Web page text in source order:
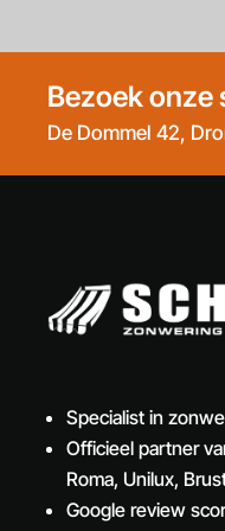
Bezoek onze
De Dommel 42,
Specialist in
Officieel partner
Roma, Unilux,
Google review